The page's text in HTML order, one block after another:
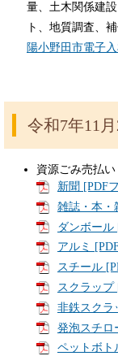
量、土木関係建
ト、地質調査、
陽小野田市電子
令和7年11
資源ごみ売払い
新聞 [PDF
雑誌・本・
ダンボール
アルミ
スチール
スクラップ
非鉄スクラ
発泡スチロ
ペットボト